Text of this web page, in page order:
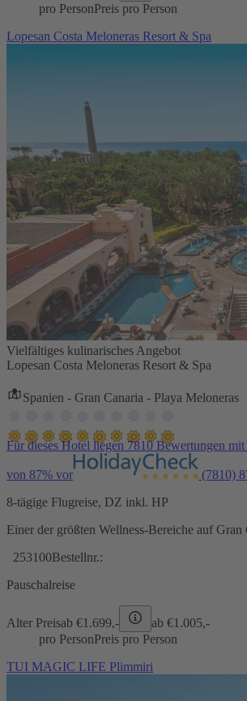
pro PersonPreis pro Person
Lopesan Costa Meloneras Resort & Spa
Vielfältiges kulinarisches Angebot
Lopesan Costa Meloneras Resort & Spa
Spanien - Gran Canaria - Playa Meloneras
Für dieses Hotel liegen 7810 Bewertungen
von 87% vor (7810)
8-tägige Flugreise, DZ inkl. HP
Einer der größten Wellness-Bereiche auf Gran
253100Bestellnr.:
Pauschalreise
Alter Preisab €1.699,- ab €1.005,-
pro PersonPreis pro Person
TUI MAGIC LIFE Plimmiri